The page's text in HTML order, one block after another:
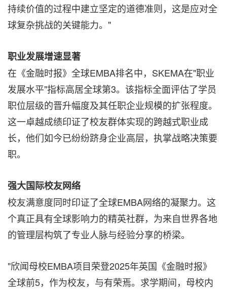
持续价值的过程中建立坚定的道德准则，这是应对全
球复杂挑战的关键能力。"
职业发展增速显著
在《金融时报》全球EMBA排名中，SKEMA在"职业
发展水平"指标高居全球第3。该指标全面评估了学员
职位层级的晋升幅度及其任职企业规模的扩张程度。
这一卓越成绩印证了校友群体实现的跨越式职业成
长，他们如今已纷纷跻身企业高层，执掌战略决策要
职。
强大国际校友网络
校友满意度同时印证了全球EMBA网络的凝聚力。这
个真正具有全球影响力的精英社群，为来自世界各地
的管理层构筑了专业人脉与经验分享的桥梁。
"欣闻母校EMBA项目荣登2025年英国《金融时报》
全球前5，作为校友，与有荣焉。求学期间，母校内